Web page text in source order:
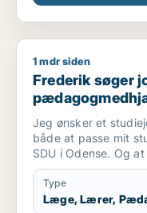
Frederik søger job
1 mdr siden
Frederik søger
medarbejder
Jeg ønsker et
både at passe mit
SDU i Odense. Og
arbejdsplads.
Type
Læge, Lærer,